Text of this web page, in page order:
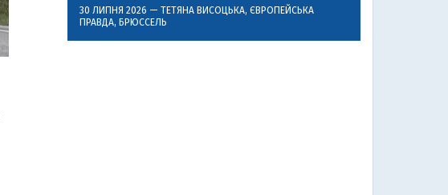
30 ЛИПНЯ 2026 — ТЕТЯНА ВИСОЦЬКА, ЄВРОПЕЙСЬКА
ПРАВДА, БРЮССЕЛЬ